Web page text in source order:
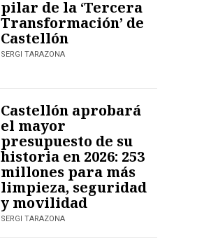
pilar de la ‘Tercera
Transformación’ de
Castellón
SERGI TARAZONA
Castellón aprobará
el mayor
presupuesto de su
historia en 2026: 253
millones para más
limpieza, seguridad
y movilidad
SERGI TARAZONA